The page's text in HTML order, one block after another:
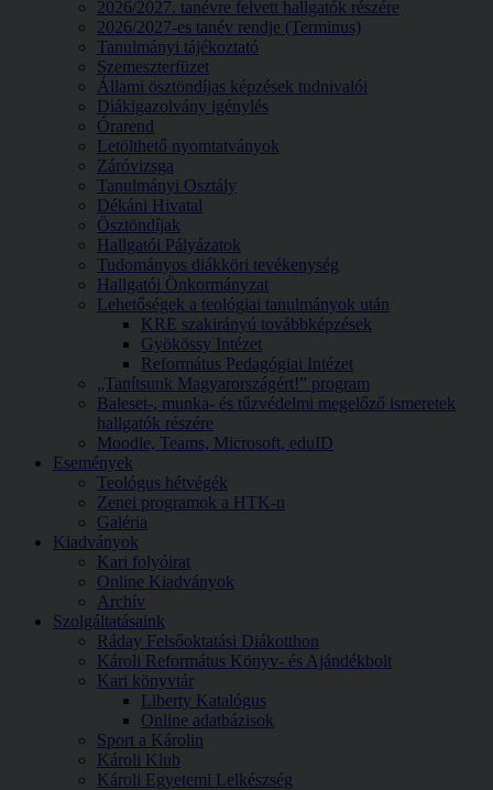
2026/2027. tanévre felvett hallgatók részére
2026/2027-es tanév rendje (Terminus)
Tanulmányi tájékoztató
Szemeszterfüzet
Állami ösztöndíjas képzések tudnivalói
Diákigazolvány igénylés
Órarend
Letölthető nyomtatványok
Záróvizsga
Tanulmányi Osztály
Dékáni Hivatal
Ösztöndíjak
Hallgatói Pályázatok
Tudományos diákköri tevékenység
Hallgatói Önkormányzat
Lehetőségek a teológiai tanulmányok után
KRE szakirányú továbbképzések
Gyökössy Intézet
Református Pedagógiai Intézet
„Tanítsunk Magyarországért!” program
Baleset-, munka- és tűzvédelmi megelőző ismeretek
hallgatók részére
Moodle, Teams, Microsoft, eduID
Események
Teológus hétvégék
Zenei programok a HTK-n
Galéria
Kiadványok
Kari folyóirat
Online Kiadványok
Archív
Szolgáltatásaink
Ráday Felsőoktatási Diákotthon
Károli Református Könyv- és Ajándékbolt
Kari könyvtár
Liberty Katalógus
Online adatbázisok
Sport a Károlin
Károli Klub
Károli Egyetemi Lelkészség